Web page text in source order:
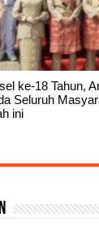
ke-18 Tahun,
Seluruh
ini